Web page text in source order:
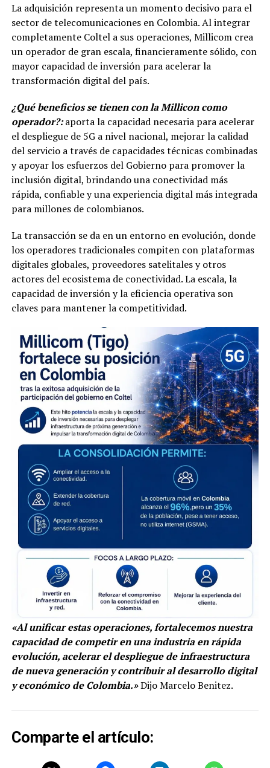
La adquisición representa un momento decisivo para el
sector de telecomunicaciones en Colombia. Al integrar
completamente Coltel a sus operaciones, Millicom crea
un operador de gran escala, financieramente sólido, con
mayor capacidad de inversión para acelerar la
transformación digital del país.
¿Qué beneficios se tienen con la Millicon como
operador?:aporta la capacidad necesaria para acelerar
el despliegue de 5G a nivel nacional, mejorar la calidad
del servicio a través de capacidades técnicas combinadas
y apoyar los esfuerzos del Gobierno para promover la
inclusión digital, brindando una conectividad más
rápida, confiable y una experiencia digital más integrada
para millones de colombianos.
La transacción se da en un entorno en evolución, donde
los operadores tradicionales compiten con plataformas
digitales globales, proveedores satelitales y otros
actores del ecosistema de conectividad. La escala, la
capacidad de inversión y la eficiencia operativa son
claves para mantener la competitividad.
«Al unificar estas operaciones, fortalecemos nuestra
capacidad de competir en una industria en rápida
evolución, acelerar el despliegue de infraestructura
de nueva generación y contribuir al desarrollo digital
y económico de Colombia.»Dijo Marcelo Benitez.
Comparte el artículo: